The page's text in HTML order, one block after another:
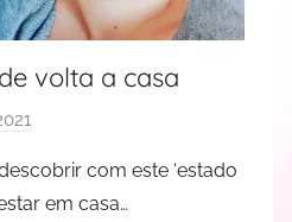
volta a casa
r
J
com este ‘estado
em casa…